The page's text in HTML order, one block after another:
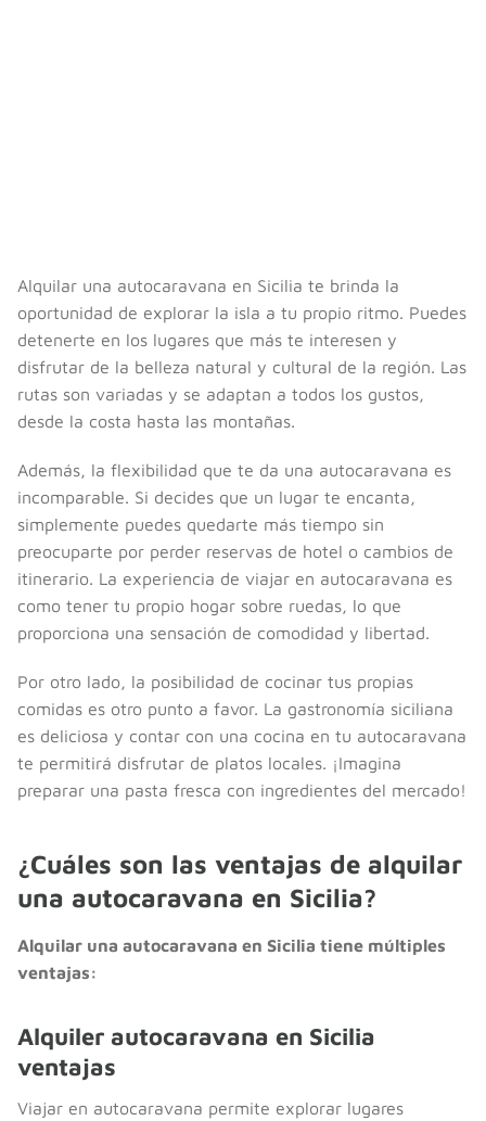
Alquilar una autocaravana en Sicilia te brinda la
oportunidad de explorar la isla a tu propio ritmo. Puedes
detenerte en los lugares que más te interesen y
disfrutar de la belleza natural y cultural de la región. Las
rutas son variadas y se adaptan a todos los gustos,
desde la costa hasta las montañas.
Además, la flexibilidad que te da una autocaravana es
incomparable. Si decides que un lugar te encanta,
simplemente puedes quedarte más tiempo sin
preocuparte por perder reservas de hotel o cambios de
itinerario. La experiencia de viajar en autocaravana es
como tener tu propio hogar sobre ruedas, lo que
proporciona una sensación de comodidad y libertad.
Por otro lado, la posibilidad de cocinar tus propias
comidas es otro punto a favor. La gastronomía siciliana
es deliciosa y contar con una cocina en tu autocaravana
te permitirá disfrutar de platos locales. ¡Imagina
preparar una pasta fresca con ingredientes del mercado!
¿Cuáles son las ventajas de alquilar
una autocaravana en Sicilia?
Alquilar una autocaravana en Sicilia tiene múltiples
ventajas:
Alquiler autocaravana en Sicilia
ventajas
Viajar en autocaravana permite explorar lugares